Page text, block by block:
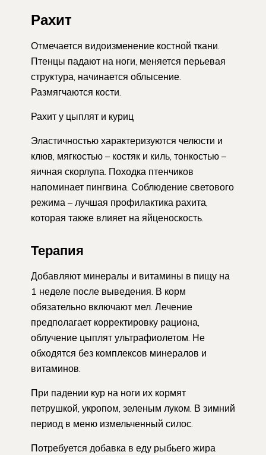
Рахит
Отмечается видоизменение костной ткани.
Птенцы падают на ноги, меняется перьевая
структура, начинается облысение.
Размягчаются кости.
Рахит у цыплят и куриц
Эластичностью характеризуются челюсти и
клюв, мягкостью – костяк и киль, тонкостью –
яичная скорлупа. Походка птенчиков
напоминает пингвина. Соблюдение светового
режима – лучшая профилактика рахита,
которая также влияет на яйценоскость.
Терапия
Добавляют минералы и витамины в пищу на
1 неделе после выведения. В корм
обязательно включают мел. Лечение
предполагает корректировку рациона,
облучение цыплят ультрафиолетом. Не
обходятся без комплексов минералов и
витаминов.
При падении кур на ноги их кормят
петрушкой, укропом, зеленым луком. В зимний
период в меню измельченный силос.
Потребуется добавка в еду рыбьего жира